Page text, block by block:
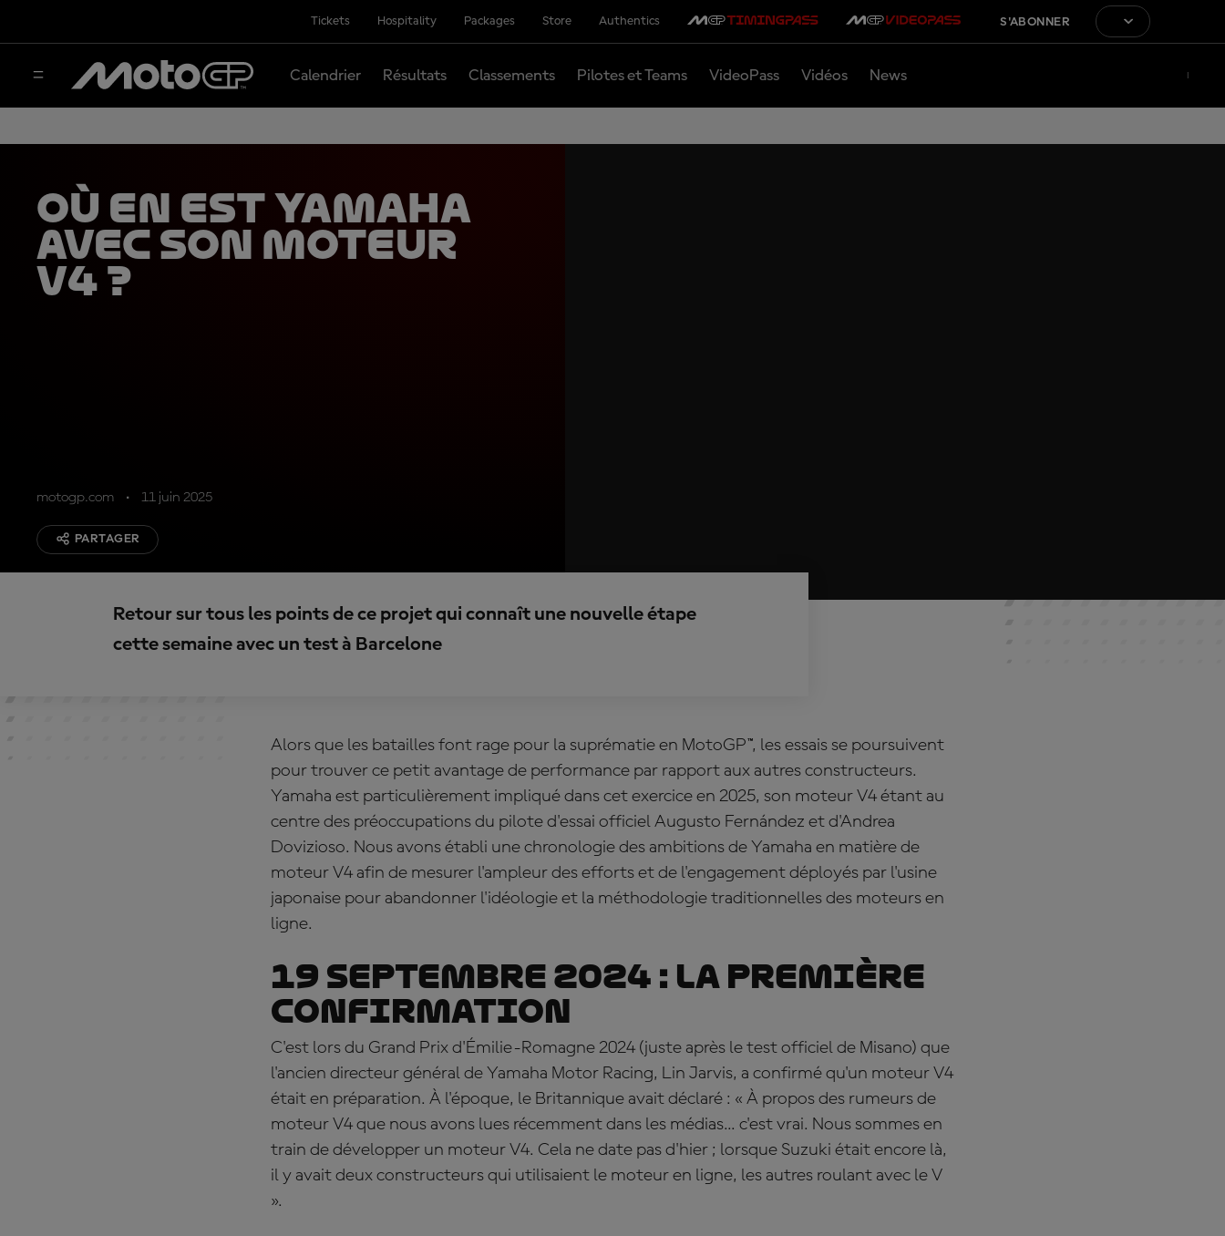
Tickets Hospitality Packages Store Authentics S'ABONNER
Calendrier Résultats Classements Pilotes et Teams VideoPass Vidéos News
Où en est Yamaha
avec son moteur
V4 ?
motogp.com 11 juin 2025
PARTAGER
Retour sur tous les points de ce projet qui connaît une nouvelle étape
cette semaine avec un test à Barcelone
Alors que les batailles font rage pour la suprématie en MotoGP™, les essais se poursuivent
pour trouver ce petit avantage de performance par rapport aux autres constructeurs.
Yamaha est particulièrement impliqué dans cet exercice en 2025, son moteur V4 étant au
centre des préoccupations du pilote d'essai officiel Augusto Fernández et d'Andrea
Dovizioso. Nous avons établi une chronologie des ambitions de Yamaha en matière de
moteur V4 afin de mesurer l'ampleur des efforts et de l'engagement déployés par l'usine
japonaise pour abandonner l'idéologie et la méthodologie traditionnelles des moteurs en
ligne.
19 septembre 2024 : la première
confirmation
C'est lors du Grand Prix d'Émilie-Romagne 2024 (juste après le test officiel de Misano) que
l'ancien directeur général de Yamaha Motor Racing, Lin Jarvis, a confirmé qu'un moteur V4
était en préparation. À l'époque, le Britannique avait déclaré : « À propos des rumeurs de
moteur V4 que nous avons lues récemment dans les médias... c'est vrai. Nous sommes en
train de développer un moteur V4. Cela ne date pas d'hier ; lorsque Suzuki était encore là,
il y avait deux constructeurs qui utilisaient le moteur en ligne, les autres roulant avec le V
».